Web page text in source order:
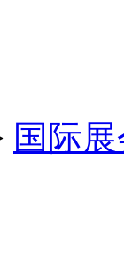
国际